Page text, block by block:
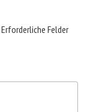
Erforderliche Felder